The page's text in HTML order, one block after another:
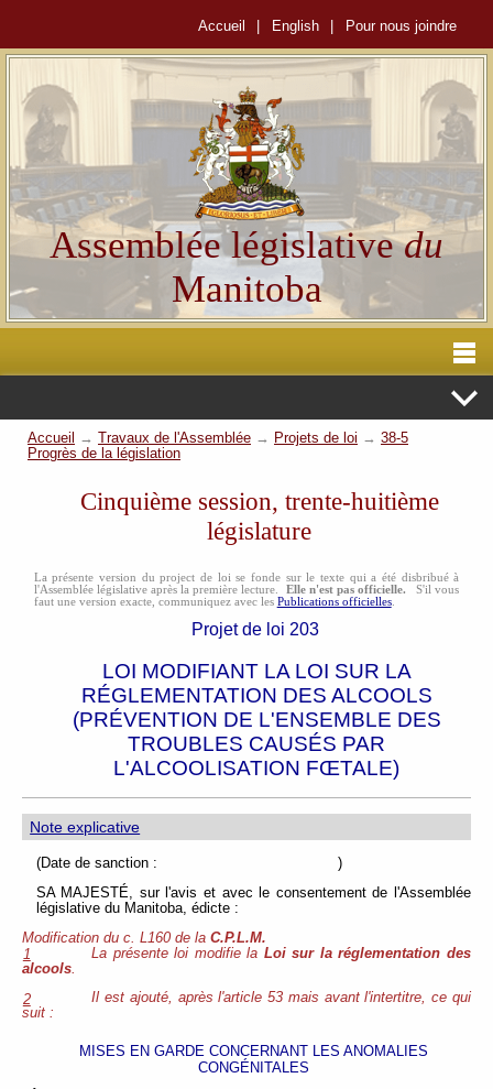
Accueil English Pour nous joindre
Assemblée législativedu
Manitoba
Accueil → Travaux de l'Assemblée → Projets de loi → 38-5
Progrès de la législation
Cinquième session, trente-huitième
législature
La présente version du project de loi se fonde sur le texte qui a été disbribué à
l'Assemblée législative après la première lecture. Elle n'est pas officielle. S'il vous
faut une version exacte, communiquez avec les Publications officielles.
Projet de loi 203
LOI MODIFIANT LA LOI SUR LA
RÉGLEMENTATION DES ALCOOLS
(PRÉVENTION DE L'ENSEMBLE DES
TROUBLES CAUSÉS PAR
L'ALCOOLISATION FŒTALE)
Note explicative
(Date de sanction : )
SA MAJESTÉ, sur l'avis et avec le consentement de l'Assemblée
législative du Manitoba, édicte :
Modification du c. L160 de la C.P.L.M.
1
La présente loi modifie la Loi sur la réglementation des
alcools
2
Il est ajouté, après l'article 53 mais avant l'intertitre, ce qui
suit :
MISES EN GARDE CONCERNANT LES ANOMALIES
CONGÉNITALES